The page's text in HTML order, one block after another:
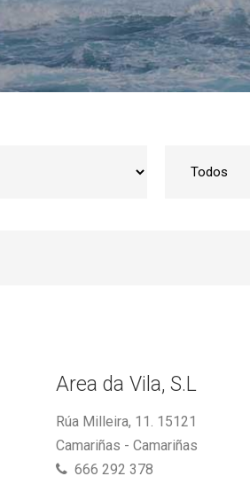
Area da Vila, S.L
Rúa Milleira, 11. 15121
Camariñas - Camariñas
666 292 378